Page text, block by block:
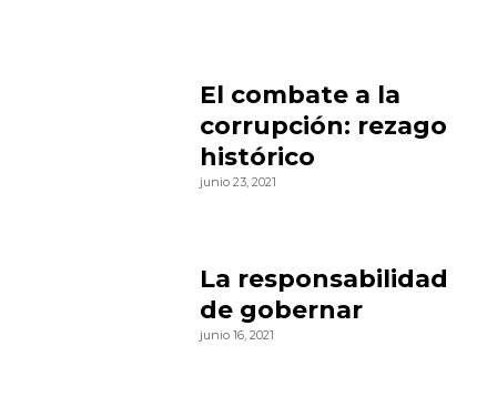
El combate a la
corrupción: rezago
histórico
junio 23, 2021
La responsabilidad
de gobernar
junio 16, 2021